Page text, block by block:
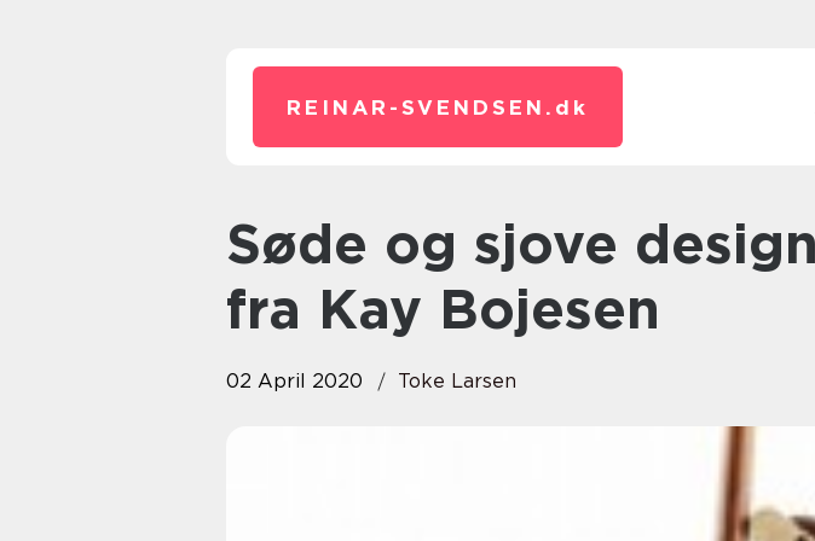
REINAR-SVENDSEN. dk
Søde og sjove designer figurer
fra Kay Bojesen
02 April 2020 Toke Larsen